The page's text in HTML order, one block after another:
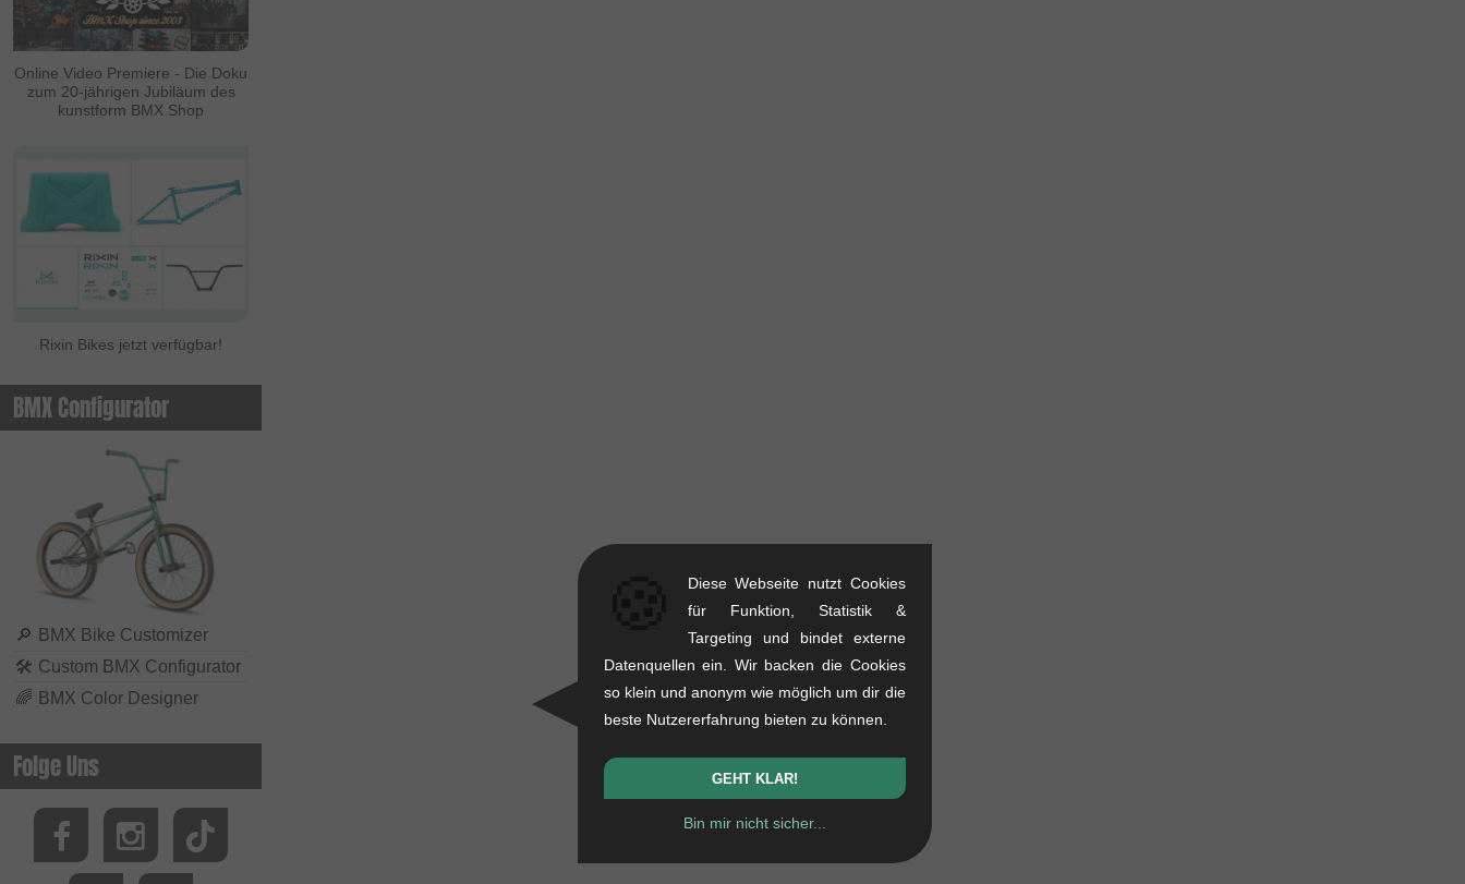
Online Video Premiere - Die Doku
zum 20-jährigen Jubiläum des
kunstform BMX Shop
Rixin Bikes jetzt verfügbar!
BMX Configurator
🔎 BMX Bike Customizer
🛠 Custom BMX Configurator
🌈 BMX Color Designer
Folge Uns
Diese Webseite nutzt Cookies
für Funktion, Statistik &
Targeting und bindet externe
Datenquellen ein. Wir backen die Cookies
so klein und anonym wie möglich um dir die
beste Nutzererfahrung bieten zu können.
GEHT KLAR!
Bin mir nicht sicher...